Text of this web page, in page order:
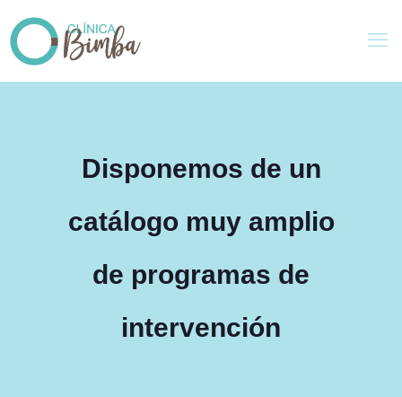
Disponemos de un
catálogo muy amplio
de programas de
intervención